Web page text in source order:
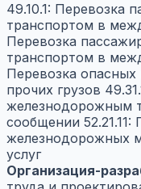
49.10.1: Перевозка
транспортом в
Перевозка
транспортом в
Перевозка опасных
прочих грузов
железнодорожным
сообщении
железнодорожных
услуг
Организация-